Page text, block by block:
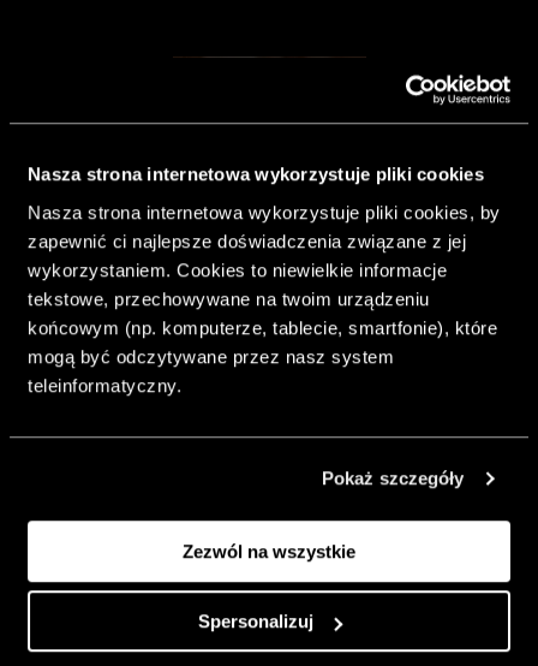
Nasza strona internetowa wykorzystuje pliki cookies
Nasza strona internetowa wykorzystuje pliki cookies, by
zapewnić ci najlepsze doświadczenia związane z jej
wykorzystaniem. Cookies to niewielkie informacje
tekstowe, przechowywane na twoim urządzeniu
końcowym (np. komputerze, tablecie, smartfonie), które
mogą być odczytywane przez nasz system
teleinformatyczny.
Pokaż szczegóły
Zezwól na wszystkie
Spersonalizuj
& Living 40.
„Dom bardziej
Twój. Odważ się
urządzić go
rzemiosło jako
punkt wyjścia
do wnętrz
pełnych
charakteru”.